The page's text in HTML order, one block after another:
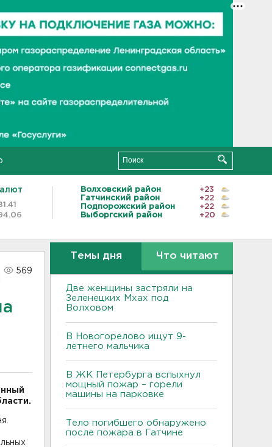
Волховский район
+23
Гатчинский район
+22
Подпорожский район
+22
Выборгский район
+20
569
Темы дня Что читают
Две женщины застряли на
Зеленецких Мхах под
Волховом
В Новогорелово ищут 9-
летнего мальчика
В ЖК Петербурга вспыхнул
мощный пожар – горели
машины на парковке
Тело погибшего обнаружено
после пожара в Гатчине